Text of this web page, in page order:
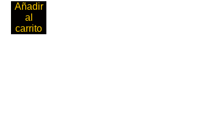
Añadir
al
carrito